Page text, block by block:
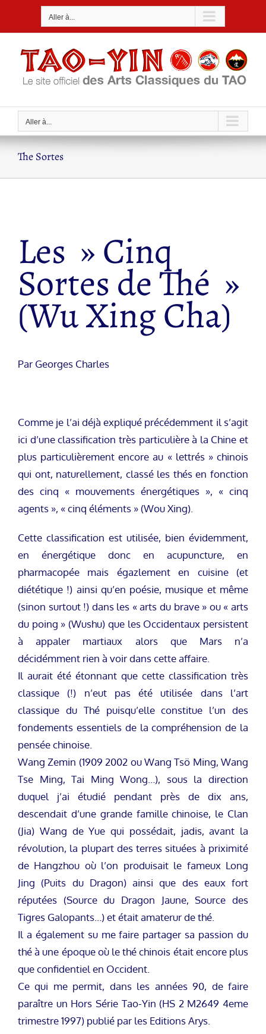
Aller à...
Aller à...
The Sortes
Les » Cinq
Sortes de Thé »
(Wu Xing Cha)
Par Georges Charles
Comme je l’ai déjà expliqué précédemment il s’agit
ici d’une classification très particulière à la Chine et
plus particulièrement encore au « lettrés » chinois
qui ont, naturellement, classé les thés en fonction
des cinq « mouvements énergétiques », « cinq
agents », « cinq éléments » (Wou Xing).
Cette classification est utilisée, bien évidemment,
en énergétique donc en acupuncture, en
pharmacopée mais égazlement en cuisine (et
diététique !) ainsi qu’en poésie, musique et même
(sinon surtout !) dans les « arts du brave » ou « arts
du poing » (Wushu) que les Occidentaux persistent
à appaler martiaux alors que Mars n’a
décidémment rien à voir dans cette affaire.
Il aurait été étonnant que cette classification très
classique (!) n’eut pas été utilisée dans l’art
classique du Thé puisqu’elle constitue l’un des
fondements essentiels de la compréhension de la
pensée chinoise.
Wang Zemin (1909 2002 ou Wang Tsö Ming, Wang
Tse Ming, Tai Ming Wong…), sous la direction
duquel j’ai étudié pendant près de dix ans,
descendait d’une grande famille chinoise, le Clan
(Jia) Wang de Yue qui possédait, jadis, avant la
révolution, la plupart des terres situées à priximité
de Hangzhou où l’on produisait le fameux Long
Jing (Puits du Dragon) ainsi que des eaux fort
réputées (Source du Dragon Jaune, Source des
Tigres Galopants…) et était amaterur de thé.
Il a également su me faire partager sa passion du
thé à une époque où le thé chinois était encore plus
que confidentiel en Occident.
Ce qui me permit, dans les années 90, de faire
paraître un Hors Série Tao-Yin (HS 2 M2649 4eme
trimestre 1997) publié par les Editions Arys.